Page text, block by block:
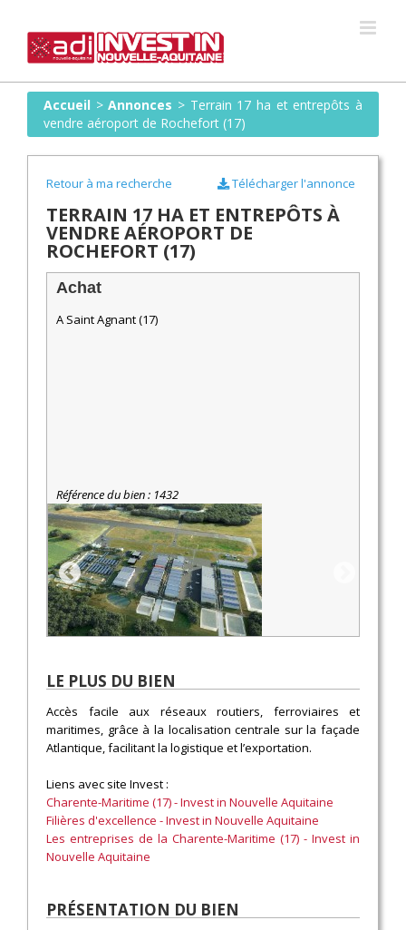
content
Accueil >Annonces > Terrain 17 ha et entrepôts à
vendre aéroport de Rochefort (17)
Retour à ma recherche
TERRAIN 17 HA ET ENTREPÔTS À
VENDRE AÉROPORT DE
ROCHEFORT (17)
Télécharger l'annonce
Achat
A Saint Agnant (17)
Référence du bien : 1432
LE PLUS DU BIEN
Accès facile aux réseaux routiers, ferroviaires et
maritimes, grâce à la localisation centrale sur la façade
Atlantique, facilitant la logistique et l’exportation.
Liens avec site Invest :
Charente-Maritime (17) - Invest in Nouvelle Aquitaine
Filières d'excellence - Invest in Nouvelle Aquitaine
Les entreprises de la Charente-Maritime (17) - Invest in
Nouvelle Aquitaine
PRÉSENTATION DU BIEN